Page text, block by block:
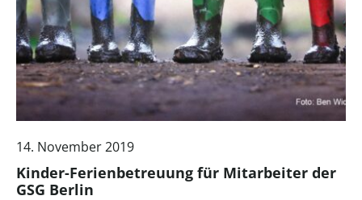
14. November 2019
Kinder-Ferienbetreuung für Mitarbeiter der
GSG Berlin